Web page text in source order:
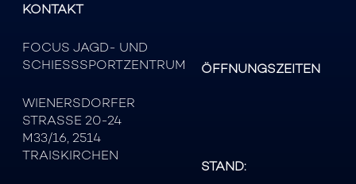
KONTAKT
FOCUS JAGD- UND
SCHIESSSPORTZENTRUM
WIENERSDORFER
STRASSE 20-24
M33/16, 2514
TRAISKIRCHEN
ÖFFNUNGSZEITEN
STAND: